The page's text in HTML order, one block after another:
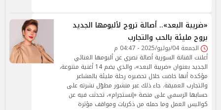
«ضريبة البعد».. أصالة تروج لألبومها الجديد
بروح مليئة بالحب والتجارب
الجمعة 04/يوليو/2025 - 04:47 م
أعلنت الفنانة السورية أصالة نصري عن ألبومها الغنائي
الجديد بعنوان «ضريبة البعد»، والذي يضم 14 أغنية متنوعة،
مؤكدة أنها خاضت خلال تحضيره رحلة مليئة بالمشاعر
والتجارب العميقة. جاء ذلك عبر منشور مطوّل نشرته على
حسابها الرسمي على منصة «إنستجرام»، تحدثت فيه عن
كواليس العمل وما حمله من ذكريات ومواقف مؤثرة